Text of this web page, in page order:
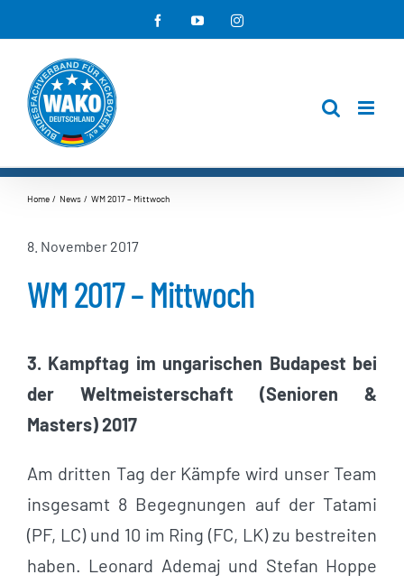
Inhalt
springen
FacebookYouTubeInstagram
Home News WM 2017 – Mittwoch
8. November 2017
WM 2017 – Mittwoch
3. Kampftag im ungarischen Budapest bei
der Weltmeisterschaft (Senioren &
Masters) 2017
Am dritten Tag der Kämpfe wird unser Team
insgesamt 8 Begegnungen auf der Tatami
(PF, LC) und 10 im Ring (FC, LK) zu bestreiten
haben. Leonard Ademaj und Stefan Hoppe